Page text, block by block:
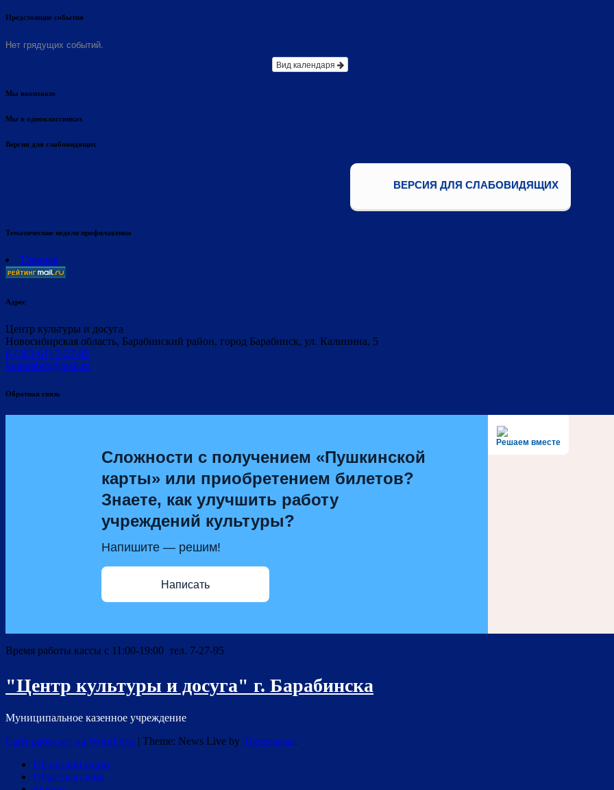
Предстоящие события
Нет грядущих событий.
Вид календаря
Мы вконтакте
Мы в одноклассниках
Версия для слабовидящих
ВЕРСИЯ ДЛЯ СЛАБОВИДЯЩИХ
Тематические недели профилактики
Главная
Адрес
Центр культуры и досуга
Новосибирская область, Барабинский район, город Барабинск, ул. Калинина, 5
8-(383-61) 7-27-95
kulturabrb@mail.ru
Обратная связь
Решаем вместе
Сложности с получением «Пушкинской
карты» или приобретением билетов?
Знаете, как улучшить работу
учреждений культуры?
Напишите — решим!
Написать
Время работы кассы с 11:00-19:00 тел. 7-27-95
"Центр культуры и досуга" г. Барабинска
Муниципальное казенное учреждение
Сайт работает на WordPress | Theme: News Live by Themeansar.
Об организации
Обратная связь